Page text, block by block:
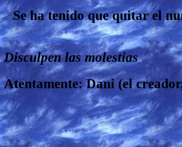
Se ha tenido que quitar el
Disculpen las molestias
Atentamente: Dani (el